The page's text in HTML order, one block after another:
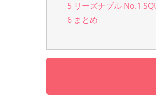
5リーズナブル No.1
6まとめ